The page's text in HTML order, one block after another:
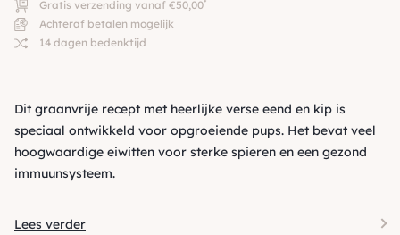
Gratis verzending vanaf €50,00*
Achteraf betalen mogelijk
14 dagen bedenktijd
Dit graanvrije recept met heerlijke verse eend en kip is
speciaal ontwikkeld voor opgroeiende pups. Het bevat veel
hoogwaardige eiwitten voor sterke spieren en een gezond
immuunsysteem.
Lees verder